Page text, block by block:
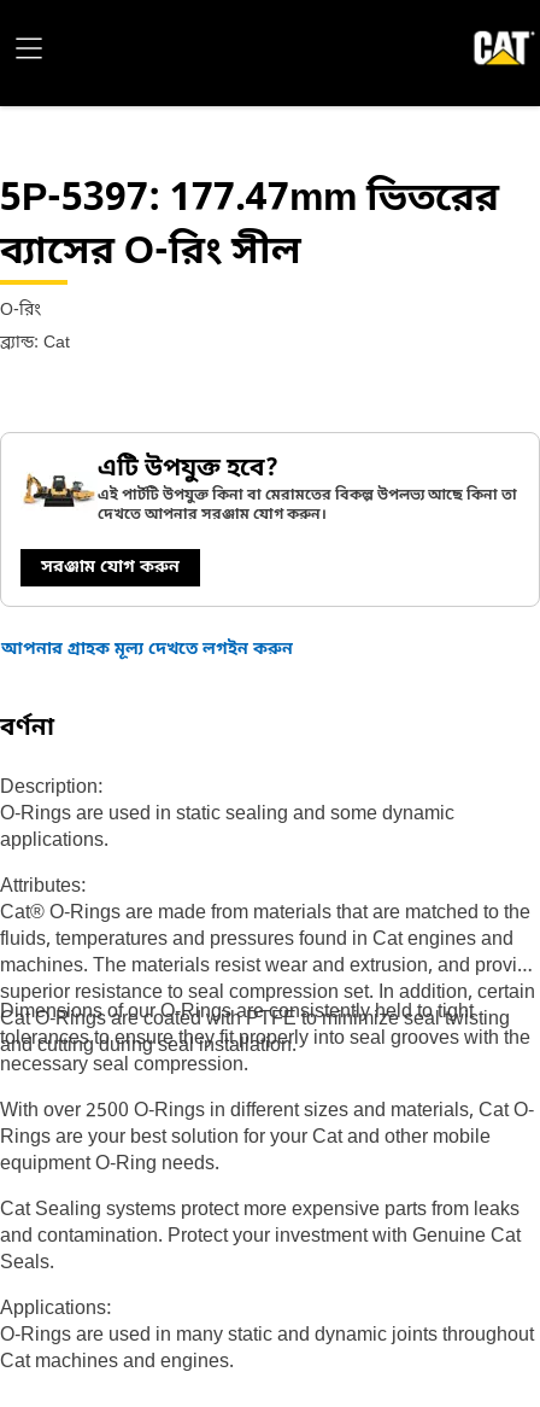
5P-5397: 177.47mm ভিতরের
ব্যাসের O-রিং সীল
O-রিং
ব্র্যান্ড: Cat
এটি উপযুক্ত হবে?
এই পার্টটি উপযুক্ত কিনা বা মেরামতের বিকল্প উপলভ্য আছে কিনা তা
দেখতে আপনার সরঞ্জাম যোগ করুন।
সরঞ্জাম যোগ করুন
আপনার গ্রাহক মূল্য দেখতে লগইন করুন
বর্ণনা
Description:
O-Rings are used in static sealing and some dynamic
applications.
Attributes:
Cat® O-Rings are made from materials that are matched to the
fluids, temperatures and pressures found in Cat engines and
machines. The materials resist wear and extrusion, and provide
superior resistance to seal compression set. In addition, certain
Cat O-Rings are coated with PTFE to minimize seal twisting
and cutting during seal installation.
Dimensions of our O-Rings are consistently held to tight
tolerances to ensure they fit properly into seal grooves with the
necessary seal compression.
With over 2500 O-Rings in different sizes and materials, Cat O-
Rings are your best solution for your Cat and other mobile
equipment O-Ring needs.
Cat Sealing systems protect more expensive parts from leaks
and contamination. Protect your investment with Genuine Cat
Seals.
Applications:
O-Rings are used in many static and dynamic joints throughout
Cat machines and engines.